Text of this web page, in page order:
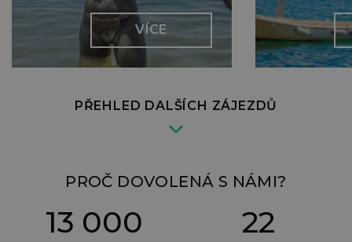
VÍCE
PŘEHLED DALŠÍCH ZÁJEZDŮ
PROČ DOVOLENÁ S NÁMI?
13 000 22